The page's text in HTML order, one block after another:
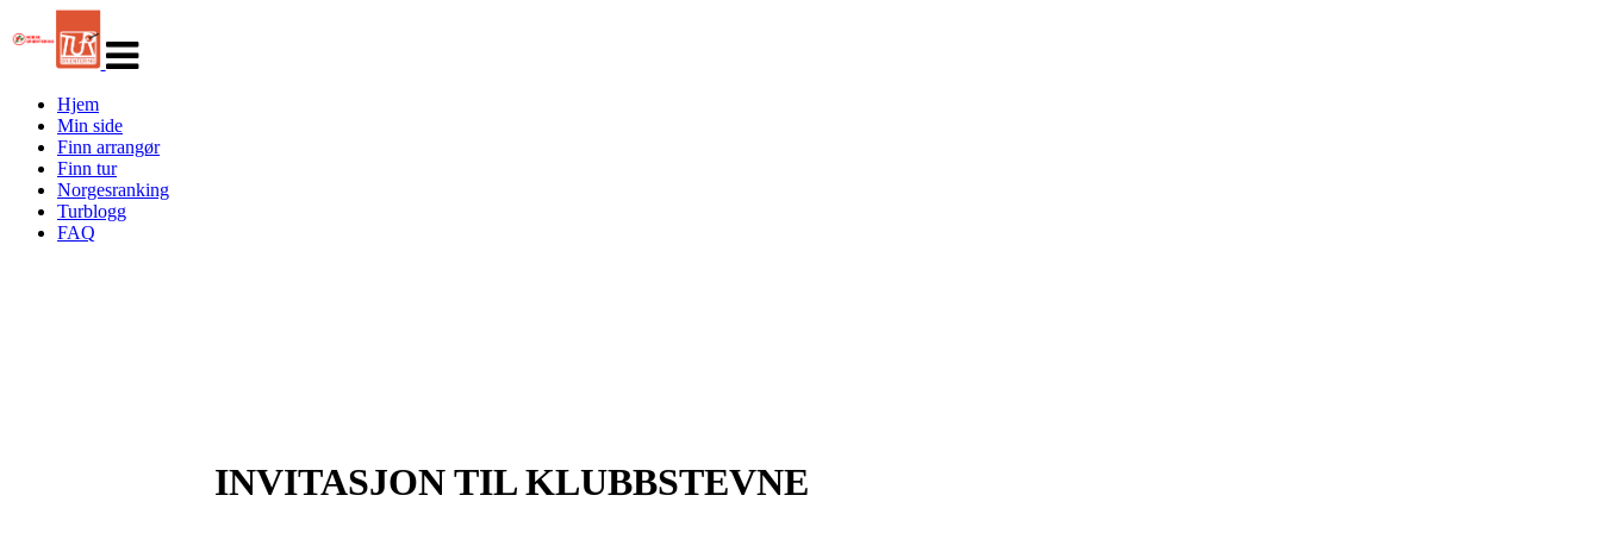
navigasjon
Hjem
Min side
Finn arrangør
Finn tur
Norgesranking
Turblogg
FAQ
INVITASJON TIL KLUBBSTEVNE